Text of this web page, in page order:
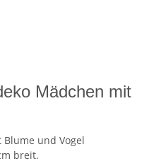
Mädchen mit
und Vogel
breit.